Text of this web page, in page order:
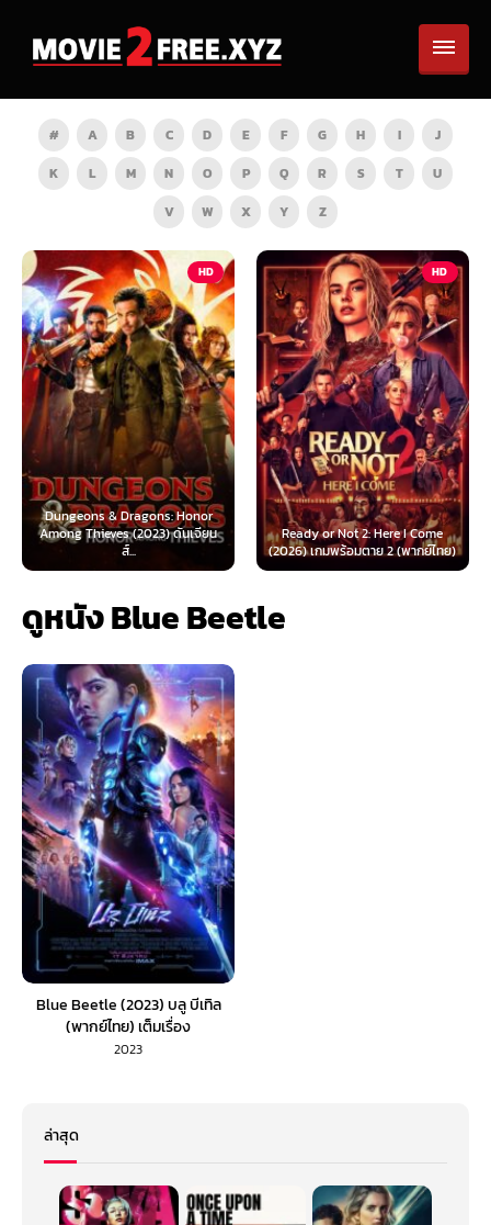
# A B C D E F G H I
J
K
L M N O P Q R S T
U
V
W X Y Z
HD
Dragons: Honor
(2023) ดันเจียน
HD
Ready or Not 2: Here I Come
(2026) เกมพร้อมตาย 2 (พากย์ไทย)
Now You See
(2025) อาช
ดูหนัง Blue Beetle
Blue Beetle (2023) บลู บีเทิล
(พากย์ไทย) เต็มเรื่อง
2023
ล่าสุด